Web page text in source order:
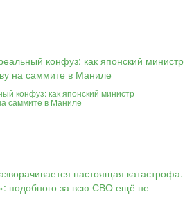
конфуз: как японский министр
саммите в Маниле